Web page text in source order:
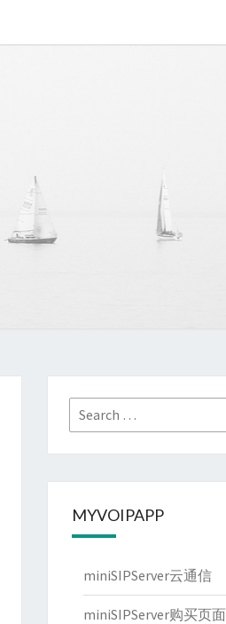
Search
for:
MYVOIPAPP
miniSIPServer云通信
miniSIPServer购买页面